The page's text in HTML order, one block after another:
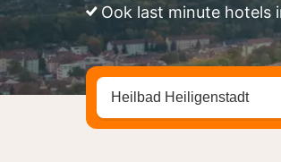
Ook last minute hotels
Zoek op hotel, regio of